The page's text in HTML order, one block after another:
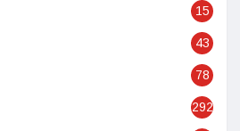
15
43
78
292